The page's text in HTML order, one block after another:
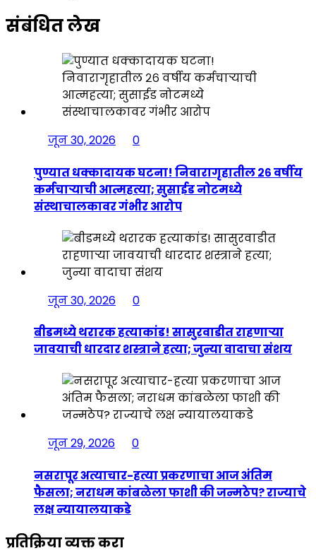
संबंधित लेख
जून 30, 2026
0
पुण्यात धक्कादायक घटना! निवारागृहातील २६ वर्षीय
कर्मचाऱ्याची आत्महत्या; सुसाईड नोटमध्ये
संस्थाचालकावर गंभीर आरोप
जून 30, 2026
0
बीडमध्ये थरारक हत्याकांड! सासुरवाडीत राहणाऱ्या
जावयाची धारदार शस्त्राने हत्या; जुन्या वादाचा संशय
जून 29, 2026
0
नसरापूर अत्याचार-हत्या प्रकरणाचा आज अंतिम
फैसला; नराधम कांबळेला फाशी की जन्मठेप? राज्याचे
लक्ष न्यायालयाकडे
प्रतिक्रिया व्यक्त करा